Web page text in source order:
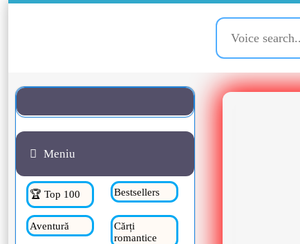
Meniu
🏆 Top 100 Bestsellers
Aventură
Cărți
romantice